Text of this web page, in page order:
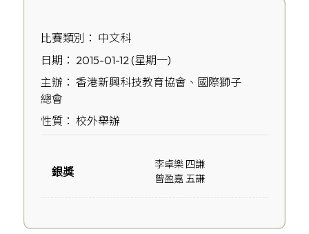
比賽類別： 中文科
日期： 2015-01-12 (星期一)
主辦： 香港新興科技教育協會、國際獅子
總會
性質： 校外舉辦
銀獎
李卓樂 四謙
曾盈嘉 五謙